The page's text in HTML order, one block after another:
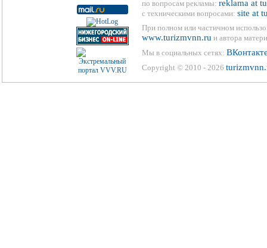
по вопросам рекламы: reklama at
с техническими вопросами: site at
При полном или частичном
www.turizmvnn.ru и автора
Мы в социальных сетях:
Copyright © 2010 - 2026